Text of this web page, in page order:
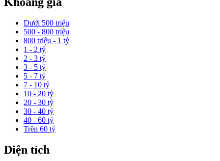
Dưới 500 triệu
500 - 800 triệu
800 triệu - 1 tỷ
1 - 2 tỷ
2 - 3 tỷ
3 - 5 tỷ
5 - 7 tỷ
7 - 10 tỷ
10 - 20 tỷ
20 - 30 tỷ
30 - 40 tỷ
40 - 60 tỷ
Trên 60 tỷ
Diện tích